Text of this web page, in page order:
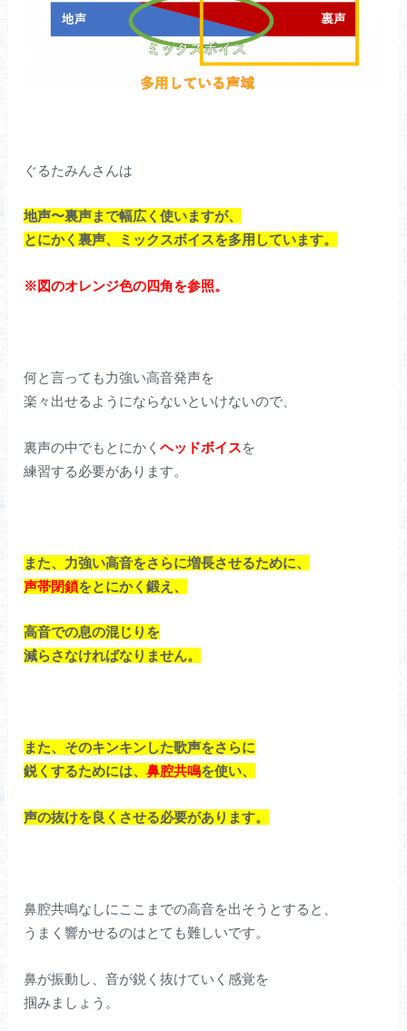
ぐるたみんさんは
地声〜裏声まで幅広く使いますが、
とにかく裏声、ミックスボイスを多用しています。
※図のオレンジ色の四角を参照。
何と言っても力強い高音発声を
楽々出せるようにならないといけないので、
裏声の中でもとにかくヘッドボイスを
練習する必要があります。
また、力強い高音をさらに増長させるために、
声帯閉鎖をとにかく鍛え、
高音での息の混じりを
減らさなければなりません。
また、そのキンキンした歌声をさらに
鋭くするためには、鼻腔共鳴を使い、
声の抜けを良くさせる必要があります。
鼻腔共鳴なしにここまでの高音を出そうとすると、
うまく響かせるのはとても難しいです。
鼻が振動し、音が鋭く抜けていく感覚を
掴みましょう。